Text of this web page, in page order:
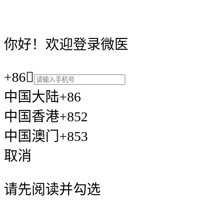
你好！欢迎登录微医
+86
中国大陆+86
中国香港+852
中国澳门+853
取消
请先阅读并勾选